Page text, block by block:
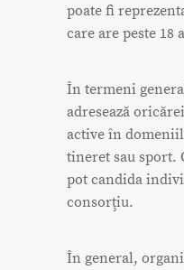
poate fi
care are peste 18
În termeni
adresează
active în
tineret sau
pot candida
consorţiu.
În general,